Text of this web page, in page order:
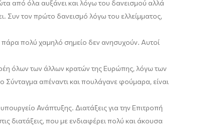
από όλα αυξάνει και λόγω του δανεισμού αλλά
τον πρώτο δανεισμό λόγω του ελλείμματος,
πάρα πολύ χαμηλό σημείο δεν ανησυχούν. Αυτοί
όλων των άλλων κρατών της Ευρώπης, λόγω των
Σύνταγμα απέναντι και πουλάγανε φούμαρα, είναι
Ανάπτυξης. Διατάξεις για την Επιτροπή
διατάξεις, που με ενδιαφέρει πολύ και άκουσα